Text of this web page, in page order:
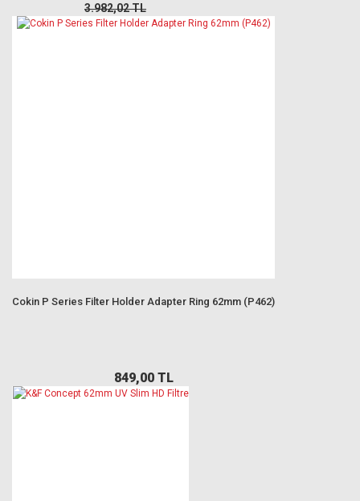
3.982,02 TL
Cokin P Series Filter Holder Adapter Ring 62mm (P462)
849,00 TL